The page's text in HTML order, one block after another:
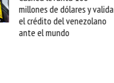
millones de dólares y valida
el crédito del venezolano
ante el mundo